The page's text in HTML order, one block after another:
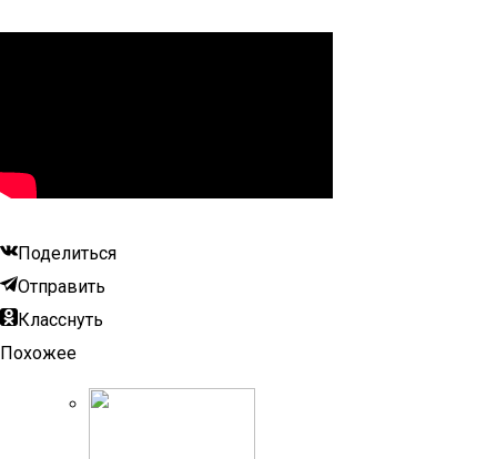
Поделиться
Отправить
Класснуть
Похожее